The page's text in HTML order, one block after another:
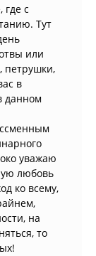
где с
Тут
или
петрушки,
в
данном
уважаю
любовь
ко всему,
на
то